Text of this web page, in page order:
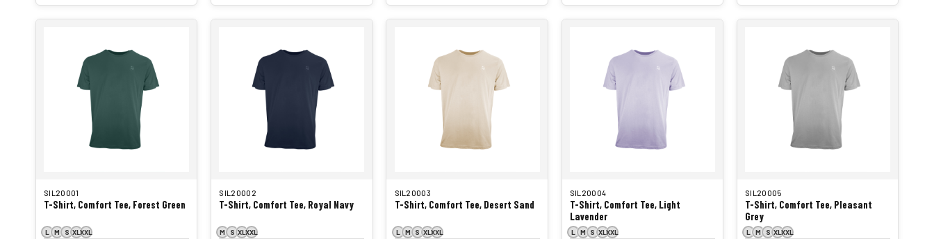
SIL20001
T-Shirt, Comfort Tee, Forest Green
L M S XLXXL
SIL20002
T-Shirt, Comfort Tee, Royal Navy
M S XLXXL
SIL20003
T-Shirt, Comfort Tee, Desert Sand
L M S XLXXL
SIL20004
T-Shirt, Comfort Tee, Light
Lavender
L M S XLXXL
SIL20005
T-Shirt, Comfort Tee, Pleasant
Grey
L M S XLXXL